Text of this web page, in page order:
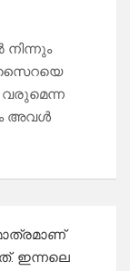
നിന്നും
സൈറയെ
വരുമെന്ന
അവൾ
ഇന്നലെ